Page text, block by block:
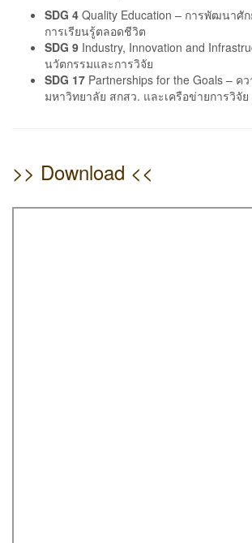
SDG 4 Quality Education – การพัฒนาศั
การเรียนรู้ตลอดชีวิต
SDG 9 Industry, Innovation and
นวัตกรรมและการวิจัย
SDG 17 Partnerships for the Goals – ค
มหาวิทยาลัย สกสว. และเครือข่ายการวิจัย
>> Download <<